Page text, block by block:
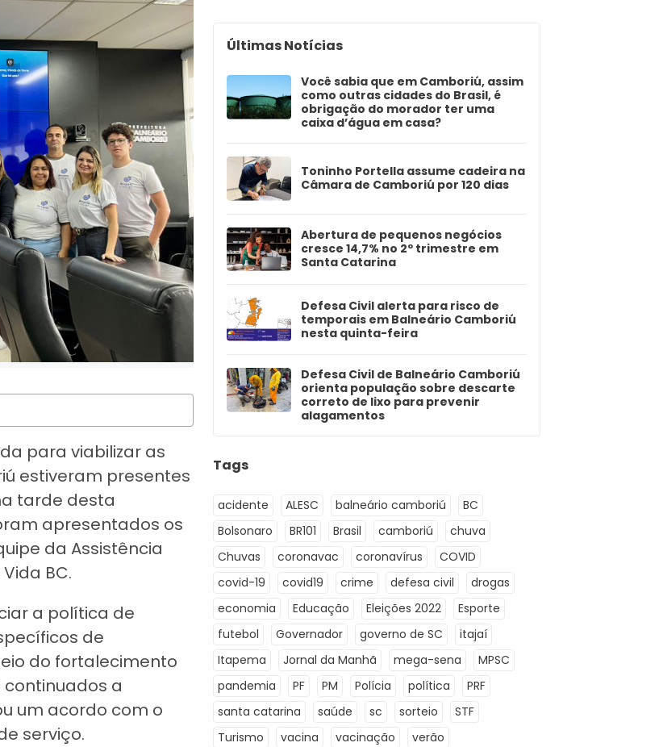
para viabilizar as
estiveram presentes
tarde desta
apresentados os
da Assistência
BC.
a política de
de
do fortalecimento
continuados a
um acordo com o
serviço.
Últimas Notícias
Você sabia que em Camboriú, assim
como outras cidades do Brasil, é
obrigação do morador ter uma
caixa d’água em casa?
Toninho Portella assume cadeira na
Câmara de Camboriú por 120 dias
Abertura de pequenos negócios
cresce 14,7% no 2º trimestre em
Santa Catarina
Defesa Civil alerta para risco de
temporais em Balneário Camboriú
nesta quinta-feira
Defesa Civil de Balneário Camboriú
orienta população sobre descarte
correto de lixo para prevenir
alagamentos
Tags
acidente ALESC balneário camboriú
BC
Bolsonaro
BR101 Brasil camboriú
chuva
Chuvas
coronavac coronavírus
COVID
covid-19
covid19 crime defesa civil
drogas
economia
Educação Eleições 2022
Esporte
futebol
Governador governo de SC
itajaí
Itapema
Jornal da Manhã mega-sena
MPSC
pandemia
PF PM Polícia política
PRF
santa catarina
saúde sc sorteio
STF
Turismo
vacina vacinação verão